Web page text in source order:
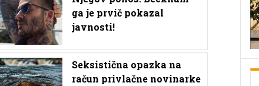
ga je prvič pokazal
javnosti!
Seksistična opazka na
račun privlačne novinarke